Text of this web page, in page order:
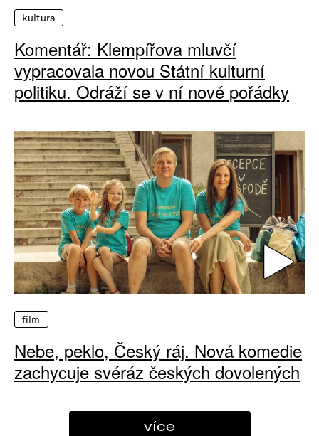
kultura
Komentář: Klempířova mluvčí
vypracovala novou Státní kulturní
politiku. Odráží se v ní nové pořádky
film
Nebe, peklo, Český ráj. Nová komedie
zachycuje svéráz českých dovolených
více